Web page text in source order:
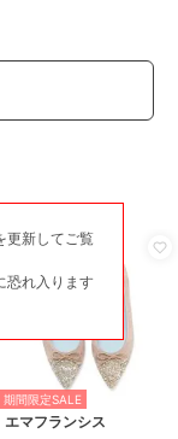
期間限定SALE
エマフランシス
更新してご覧
恐れ入ります